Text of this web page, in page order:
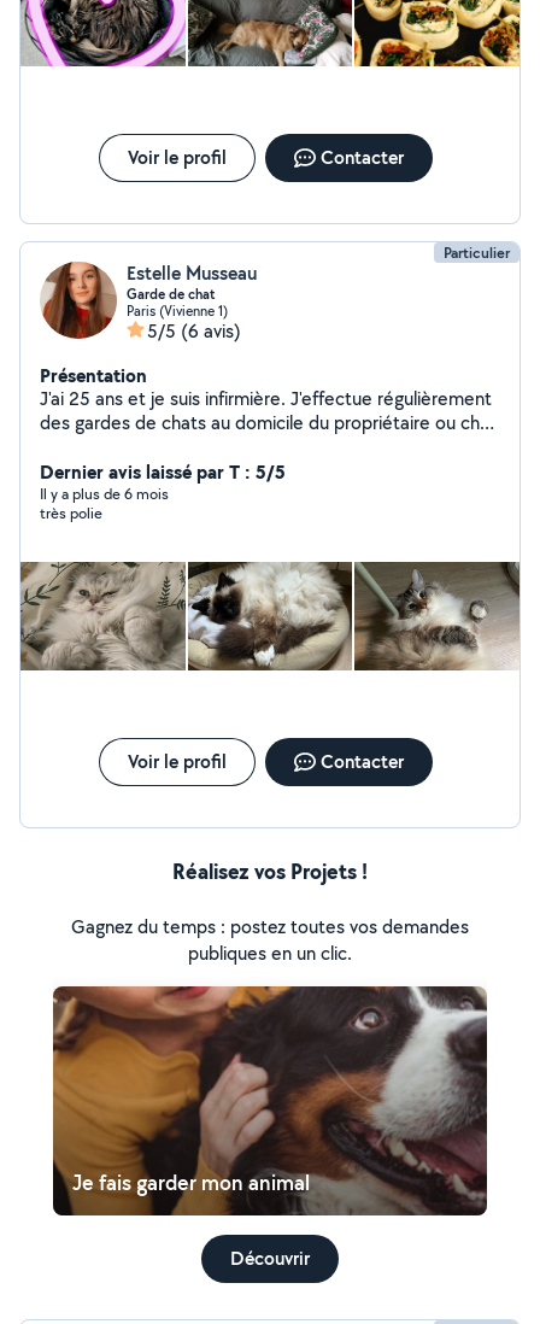
Voir le profil Contacter
Particulier
Estelle Musseau
Garde de chat
Paris (Vivienne 1)
5/5 (6 avis)
Présentation
J'ai 25 ans et je suis infirmière. J'effectue régulièrement
des gardes de chats au domicile du propriétaire ou chez
possible si votre chat apprécie la présence d'autres
animaux. N'hésitez pas à me contacter, je serais ravie
de m'occuper de vos boules de poils !
Dernier avis laissé par T : 5/5
Il y a plus de 6 mois
très polie
Voir le profil Contacter
Réalisez vos Projets !
Gagnez du temps : postez toutes vos demandes
publiques en un clic.
Je fais garder mon animal
Découvrir